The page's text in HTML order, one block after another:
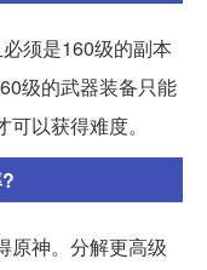
须是160级的副本
级的武器装备只能
以获得难度。
原神。分解更高级